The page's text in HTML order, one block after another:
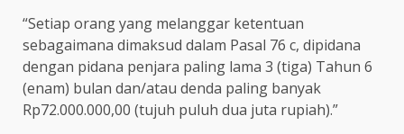
“Setiap orang yang melanggar ketentuan
sebagaimana dimaksud dalam Pasal 76 c, dipidana
dengan pidana penjara paling lama 3 (tiga) Tahun 6
(enam) bulan dan/atau denda paling banyak
Rp72.000.000,00 (tujuh puluh dua juta rupiah).”